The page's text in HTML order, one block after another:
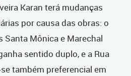
Karan terá mudanças
por causa das obras: o
Santa Mônica e Marechal
sentido duplo, e a Rua
também preferencial em